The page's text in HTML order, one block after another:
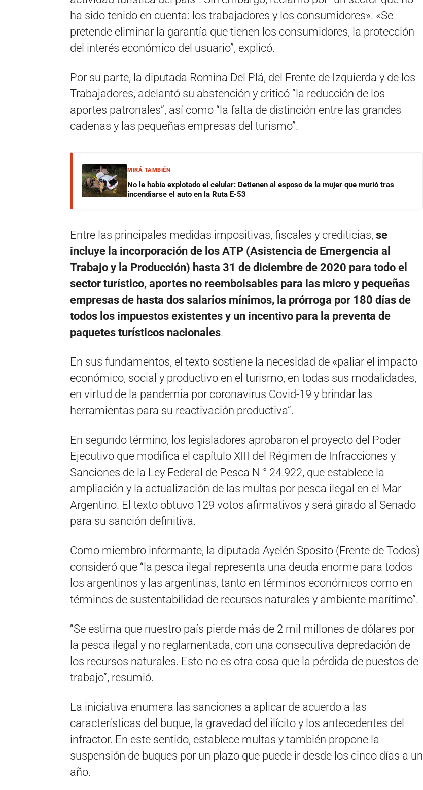
ha sido tenido en cuenta: los trabajadores y los consumidores». «Se
pretende eliminar la garantía que tienen los consumidores, la protección
del interés económico del usuario”, explicó.
Por su parte, la diputada Romina Del Plá, del Frente de Izquierda y de los
Trabajadores, adelantó su abstención y criticó “la reducción de los
aportes patronales”, así como “la falta de distinción entre las grandes
cadenas y las pequeñas empresas del turismo”.
MIRÁ TAMBIÉN
No le había explotado el celular: Detienen al esposo de la mujer que murió tras
incendiarse el auto en la Ruta E-53
Entre las principales medidas impositivas, fiscales y crediticias, se
incluye la incorporación de los ATP (Asistencia de Emergencia al
Trabajo y la Producción) hasta 31 de diciembre de 2020 para todo el
sector turístico, aportes no reembolsables para las micro y pequeñas
empresas de hasta dos salarios mínimos, la prórroga por 180 días de
todos los impuestos existentes y un incentivo para la preventa de
paquetes turísticos nacionales.
En sus fundamentos, el texto sostiene la necesidad de «paliar el impacto
económico, social y productivo en el turismo, en todas sus modalidades,
en virtud de la pandemia por coronavirus Covid-19 y brindar las
herramientas para su reactivación productiva”.
En segundo término, los legisladores aprobaron el proyecto del Poder
Ejecutivo que modifica el capítulo XIII del Régimen de Infracciones y
Sanciones de la Ley Federal de Pesca N ° 24.922, que establece la
ampliación y la actualización de las multas por pesca ilegal en el Mar
Argentino. El texto obtuvo 129 votos afirmativos y será girado al Senado
para su sanción definitiva.
Como miembro informante, la diputada Ayelén Sposito (Frente de Todos)
consideró que “la pesca ilegal representa una deuda enorme para todos
los argentinos y las argentinas, tanto en términos económicos como en
términos de sustentabilidad de recursos naturales y ambiente marítimo”.
“Se estima que nuestro país pierde más de 2 mil millones de dólares por
la pesca ilegal y no reglamentada, con una consecutiva depredación de
los recursos naturales. Esto no es otra cosa que la pérdida de puestos de
trabajo”, resumió.
La iniciativa enumera las sanciones a aplicar de acuerdo a las
características del buque, la gravedad del ilícito y los antecedentes del
infractor. En este sentido, establece multas y también propone la
suspensión de buques por un plazo que puede ir desde los cinco días a un
año.